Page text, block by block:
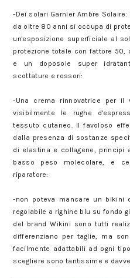
-Dei solari Garnier Ambre
da oltre 80 anni si occupa di
un'esposizione superficiale al
protezione totale con fattore
e un doposole super
scottature e rossori:
-Una crema rinnovatrice per il
visibilmente le rughe
tessuto cutaneo. Il favoloso
dalla presenza di sostanze
di elastina e collagene, principi
basso peso molecolare, e
riparatore:
-non poteva mancare un bikini
regolabile a righine blu su fondo
del brand Wikini sono tutti
differenziano per taglie, ma
facilmente adattabili ad ogni
scegliere sono tantissime e